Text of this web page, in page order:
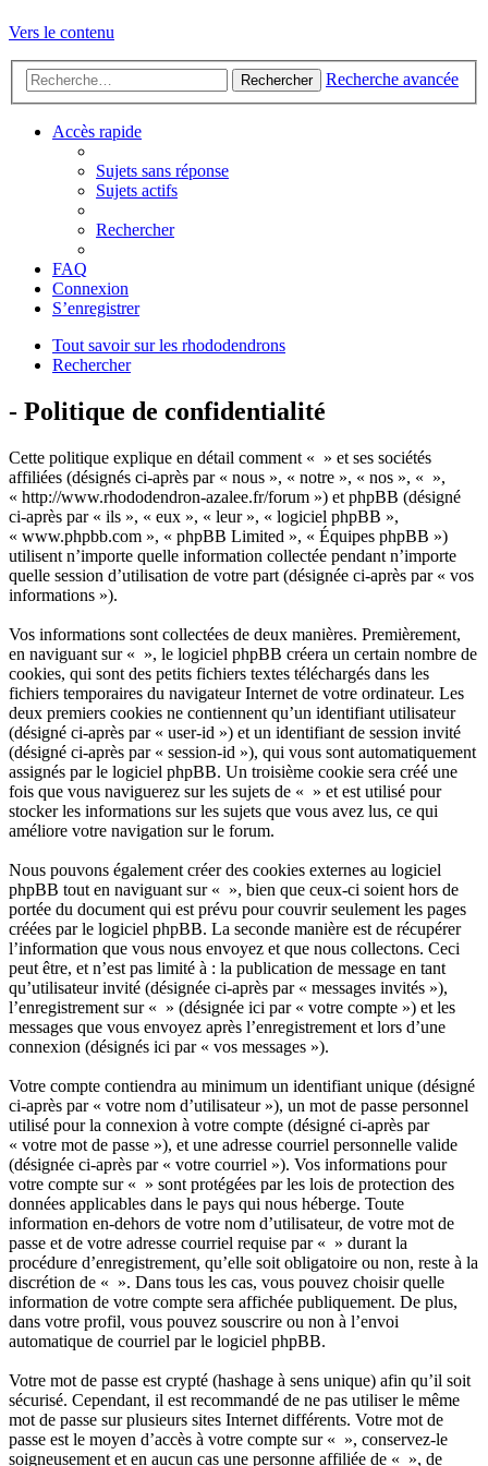
Vers le contenu
Rechercher Recherche avancée
Accès rapide
Sujets sans réponse
Sujets actifs
Rechercher
FAQ
Connexion
S’enregistrer
Tout savoir sur les rhododendrons
Rechercher
- Politique de confidentialité
Cette politique explique en détail comment « » et ses sociétés
affiliées (désignés ci-après par « nous », « notre », « nos », « »,
« http://www.rhododendron-azalee.fr/forum ») et phpBB (désigné
ci-après par « ils », « eux », « leur », « logiciel phpBB »,
« www.phpbb.com », « phpBB Limited », « Équipes phpBB »)
utilisent n’importe quelle information collectée pendant n’importe
quelle session d’utilisation de votre part (désignée ci-après par « vos
informations »).
Vos informations sont collectées de deux manières. Premièrement,
en naviguant sur « », le logiciel phpBB créera un certain nombre de
cookies, qui sont des petits fichiers textes téléchargés dans les
fichiers temporaires du navigateur Internet de votre ordinateur. Les
deux premiers cookies ne contiennent qu’un identifiant utilisateur
(désigné ci-après par « user-id ») et un identifiant de session invité
(désigné ci-après par « session-id »), qui vous sont automatiquement
assignés par le logiciel phpBB. Un troisième cookie sera créé une
fois que vous naviguerez sur les sujets de « » et est utilisé pour
stocker les informations sur les sujets que vous avez lus, ce qui
améliore votre navigation sur le forum.
Nous pouvons également créer des cookies externes au logiciel
phpBB tout en naviguant sur « », bien que ceux-ci soient hors de
portée du document qui est prévu pour couvrir seulement les pages
créées par le logiciel phpBB. La seconde manière est de récupérer
l’information que vous nous envoyez et que nous collectons. Ceci
peut être, et n’est pas limité à : la publication de message en tant
qu’utilisateur invité (désignée ci-après par « messages invités »),
l’enregistrement sur « » (désignée ici par « votre compte ») et les
messages que vous envoyez après l’enregistrement et lors d’une
connexion (désignés ici par « vos messages »).
Votre compte contiendra au minimum un identifiant unique (désigné
ci-après par « votre nom d’utilisateur »), un mot de passe personnel
utilisé pour la connexion à votre compte (désigné ci-après par
« votre mot de passe »), et une adresse courriel personnelle valide
(désignée ci-après par « votre courriel »). Vos informations pour
votre compte sur « » sont protégées par les lois de protection des
données applicables dans le pays qui nous héberge. Toute
information en-dehors de votre nom d’utilisateur, de votre mot de
passe et de votre adresse courriel requise par « » durant la
procédure d’enregistrement, qu’elle soit obligatoire ou non, reste à la
discrétion de « ». Dans tous les cas, vous pouvez choisir quelle
information de votre compte sera affichée publiquement. De plus,
dans votre profil, vous pouvez souscrire ou non à l’envoi
automatique de courriel par le logiciel phpBB.
Votre mot de passe est crypté (hashage à sens unique) afin qu’il soit
sécurisé. Cependant, il est recommandé de ne pas utiliser le même
mot de passe sur plusieurs sites Internet différents. Votre mot de
passe est le moyen d’accès à votre compte sur « », conservez-le
soigneusement et en aucun cas une personne affiliée de « », de